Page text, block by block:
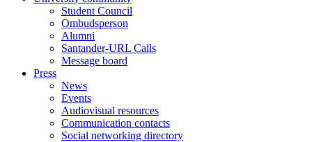
Student Council
Ombudsperson
Alumni
Santander-URL Calls
Message board
Press
News
Events
Audiovisual resources
Communication contacts
Social networking directory